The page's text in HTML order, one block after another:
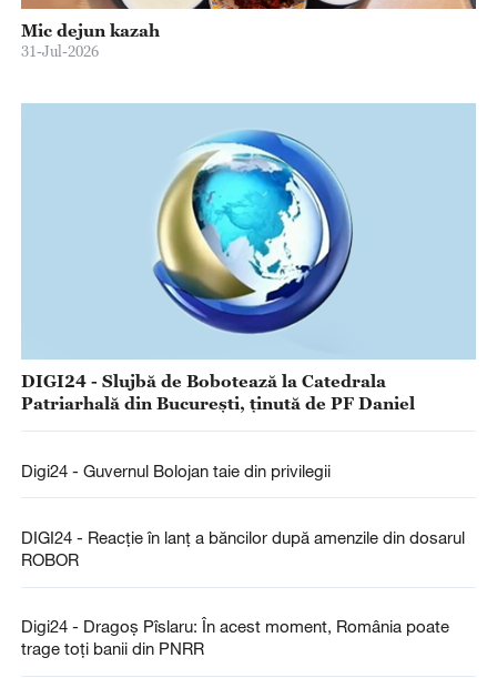
Mic dejun kazah
31-Jul-2026
DIGI24 - Slujbă de Bobotează la Catedrala
Patriarhală din București, ținută de PF Daniel
Digi24 - Guvernul Bolojan taie din privilegii
DIGI24 - Reacție în lanț a băncilor după amenzile din dosarul
ROBOR
Digi24 - Dragoş Pîslaru: În acest moment, România poate
trage toţi banii din PNRR